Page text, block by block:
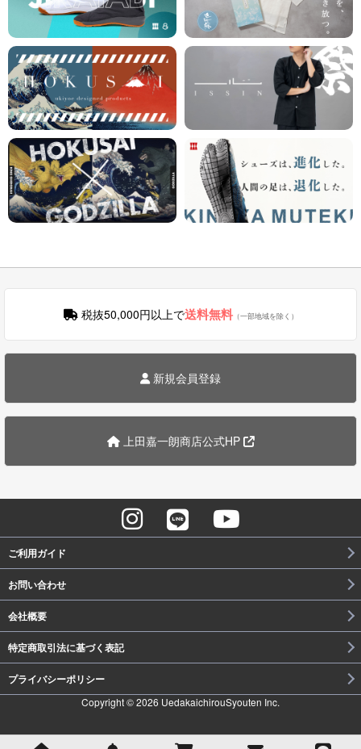
税抜50,000円以上で送料無料（一部地域を除く）
新規会員登録
上田嘉一朗商店公式HP
ご利用ガイド
お問い合わせ
会社概要
特定商取引法に基づく表記
プライバシーポリシー
Copyright © 2026 UedakaichirouSyouten Inc.